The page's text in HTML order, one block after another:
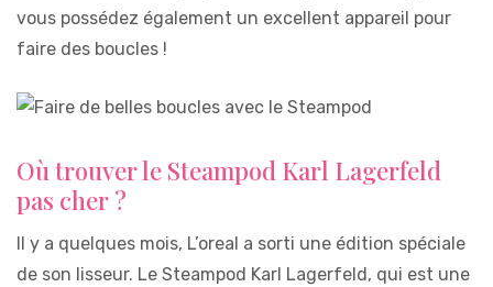
vous possédez également un excellent appareil pour
faire des boucles !
Où trouver le Steampod Karl Lagerfeld
pas cher ?
Il y a quelques mois, L’oreal a sorti une édition spéciale
de son lisseur. Le Steampod Karl Lagerfeld, qui est une